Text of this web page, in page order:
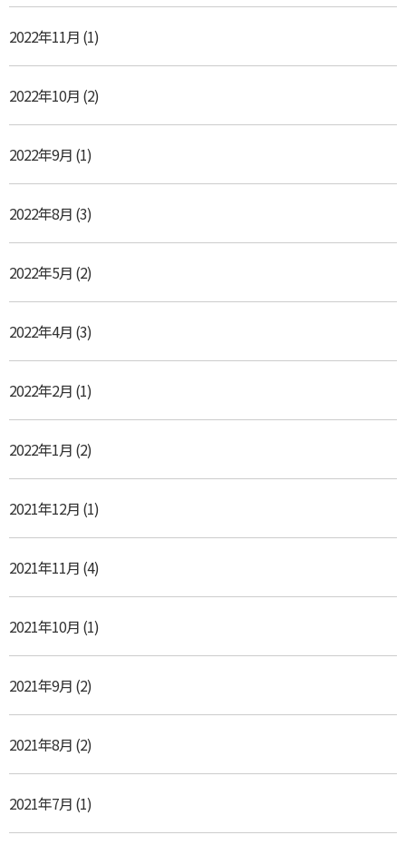
2022年11月 (1)
2022年10月 (2)
2022年9月 (1)
2022年8月 (3)
2022年5月 (2)
2022年4月 (3)
2022年2月 (1)
2022年1月 (2)
2021年12月 (1)
2021年11月 (4)
2021年10月 (1)
2021年9月 (2)
2021年8月 (2)
2021年7月 (1)